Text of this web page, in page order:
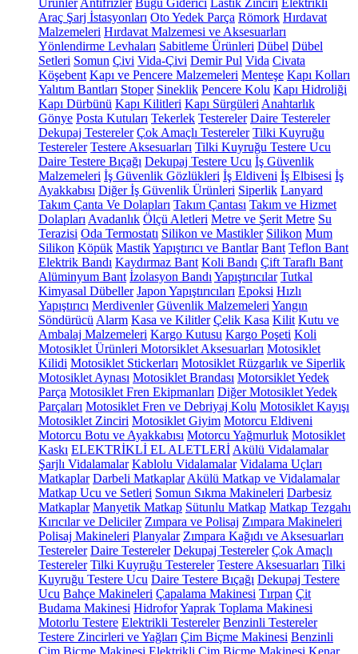
Ürünler Antifrizler Buğu Giderici Lastik Zinciri Elektrikli
Araç Şarj İstasyonları Oto Yedek Parça Römork Hırdavat
Malzemeleri Hırdavat Malzemesi ve Aksesuarları
Yönlendirme Levhaları Sabitleme Ürünleri Dübel Dübel
Setleri Somun Çivi Vida-Çivi Demir Pul Vida Civata
Köşebent Kapı ve Pencere Malzemeleri Menteşe Kapı Kolları
Yalıtım Bantları Stoper Sineklik Pencere Kolu Kapı Hidroliği
Kapı Dürbünü Kapı Kilitleri Kapı Sürgüleri Anahtarlık
Gönye Posta Kutuları Tekerlek Testereler Daire Testereler
Dekupaj Testereler Çok Amaçlı Testereler Tilki Kuyruğu
Testereler Testere Aksesuarları Tilki Kuyruğu Testere Ucu
Daire Testere Bıçağı Dekupaj Testere Ucu İş Güvenlik
Malzemeleri İş Güvenlik Gözlükleri İş Eldiveni İş Elbisesi İş
Ayakkabısı Diğer İş Güvenlik Ürünleri Siperlik Lanyard
Takım Çanta Ve Dolapları Takım Çantası Takım ve Hizmet
Dolapları Avadanlık Ölçü Aletleri Metre ve Şerit Metre Su
Terazisi Oda Termostatı Silikon ve Mastikler Silikon Mum
Silikon Köpük MastikYapıştırıcı ve Bantlar Bant Teflon Bant
Elektrik Bandı Kaydırmaz Bant Koli Bandı Çift Taraflı Bant
Alüminyum Bant İzolasyon Bandı Yapıştırıcılar Tutkal
Kimyasal Dübeller Japon Yapıştırıcıları Epoksi Hızlı
Yapıştırıcı Merdivenler Güvenlik Malzemeleri Yangın
Söndürücü Alarm Kasa ve Kilitler Çelik Kasa Kilit Kutu ve
Ambalaj Malzemeleri Kargo Kutusu Kargo Poşeti Koli
Motosiklet Ürünleri Motorsiklet Aksesuarları Motosiklet
Kilidi Motosiklet Stickerları Motosiklet Rüzgarlık ve Siperlik
Motosiklet Aynası Motosiklet Brandası Motorsiklet Yedek
Parça Motosiklet Fren Ekipmanları Diğer Motosiklet Yedek
Parçaları Motosiklet Fren ve Debriyaj Kolu Motosiklet Kayışı
Motosiklet Zinciri Motosiklet Giyim Motorcu Eldiveni
Motorcu Botu ve Ayakkabısı Motorcu Yağmurluk Motosiklet
Kaskı ELEKTRİKLİ EL ALETLERİ Akülü Vidalamalar
Şarjlı Vidalamalar Kablolu Vidalamalar Vidalama Uçları
Matkaplar Darbeli Matkaplar Akülü Matkap ve Vidalamalar
Matkap Ucu ve Setleri Somun Sıkma Makineleri Darbesiz
Matkaplar Manyetik Matkap Sütunlu Matkap Matkap Tezgahı
Kırıcılar ve Deliciler Zımpara ve Polisaj Zımpara Makineleri
Polisaj Makineleri Planyalar Zımpara Kağıdı ve Aksesuarları
Testereler Daire Testereler Dekupaj Testereler Çok Amaçlı
Testereler Tilki Kuyruğu Testereler Testere Aksesuarları Tilki
Kuyruğu Testere Ucu Daire Testere Bıçağı Dekupaj Testere
Ucu Bahçe Makineleri Çapalama Makinesi Tırpan Çit
Budama Makinesi HidroforYaprak Toplama Makinesi
Motorlu Testere Elektrikli Testereler Benzinli Testereler
Testere Zincirleri ve Yağları Çim Biçme Makinesi Benzinli
Çim Biçme Makinesi Elektrikli Çim Biçme Makinesi Kenar